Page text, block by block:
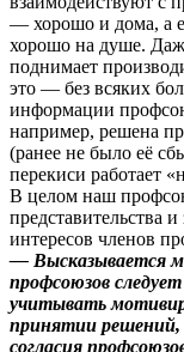
— хорошо и дома, а
хорошо на душе.
поднимает
это — без всяких
информации
например, решена
(ранее не было её
перекиси работает
В целом наш
представительства
интересов членов
— Высказывается
профсоюзов
учитывать
принятии решений,
согласия